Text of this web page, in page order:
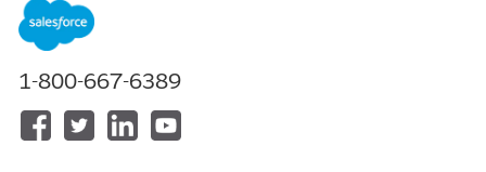
Relacione un contacto único con múltiples cuentas de
modo que pueda realizar un seguimiento fácilmente de
las relaciones entre personas y organizaciones.
Activar cuentas personales para su uso en Life Sciences
Cloud
Active cuentas personales de modo que pueda utilizarlas
1-800-667-6389